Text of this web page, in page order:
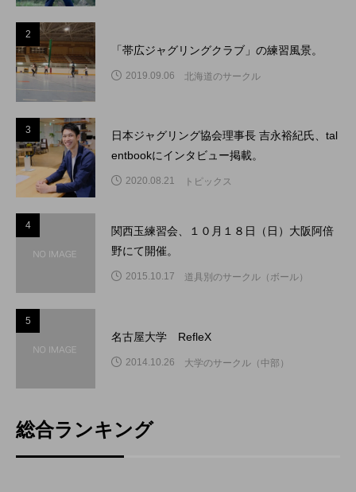
2
「帯広ジャグリングクラブ」の練習風景。
2019.09.06 北海道のサークル
3
日本ジャグリング協会理事長 吉永裕紀氏、tal
entbookにインタビュー掲載。
2020.08.21 トピックス
4
関西玉練習会、１０月１８日（日）大阪阿倍
野にて開催。
2015.10.17 道具別のサークル（ボール）
5
名古屋大学 RefleX
2014.10.26 大学のサークル（中部）
総合ランキング